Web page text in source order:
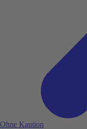
Ohne Kaution